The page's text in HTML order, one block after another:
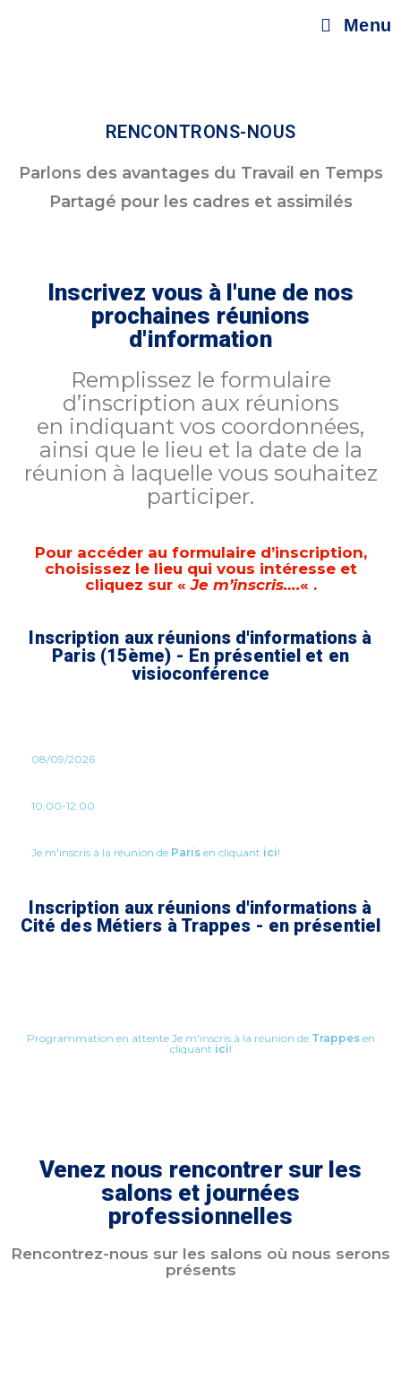
Menu
RENCONTRONS-NOUS
Parlons des avantages du Travail en Temps
Partagé pour les cadres et assimilés
Inscrivez vous à l'une de nos
prochaines réunions
d'information
Remplissez le formulaire
d’inscription aux réunions
en indiquant vos coordonnées,
ainsi que le lieu et la date de la
réunion à laquelle vous souhaitez
participer.
Pour accéder au formulaire d’inscription,
choisissez le lieu qui vous intéresse et
cliquez sur «Je m’inscris….« .
Inscription aux réunions d'informations à
Paris (15ème) - En présentiel et en
visioconférence
08/09/2026
10:00-12:00
Je m'inscris à la réunion de Paris en cliquant ici!
Inscription aux réunions d'informations à
Cité des Métiers à Trappes - en présentiel
Programmation en attente Je m'inscris à la réunion de Trappesen
cliquant ici!
Venez nous rencontrer sur les
salons et journées
professionnelles
Rencontrez-nous sur les salons où nous serons
présents